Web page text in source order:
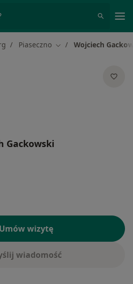
Piaseczno Zmień miasto
Wojciech
Gackowski
Umów wizytę
wiadomość